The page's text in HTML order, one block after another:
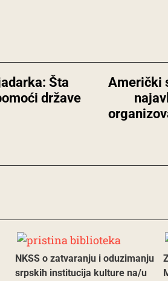
Šta
države
Američki
NKSS o zatvaranju i oduzimanju
srpskih institucija kulture na/u